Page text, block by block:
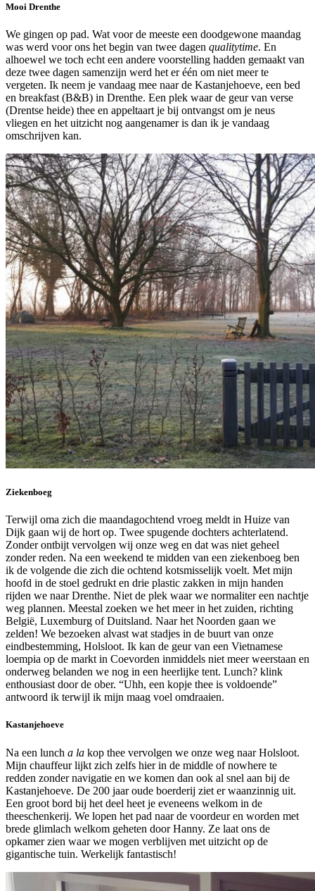
Mooi Drenthe
We gingen op pad. Wat voor de meeste een doodgewone maandag
was werd voor ons het begin van twee dagen qualitytime. En
alhoewel we toch echt een andere voorstelling hadden gemaakt van
deze twee dagen samenzijn werd het er één om niet meer te
vergeten. Ik neem je vandaag mee naar de Kastanjehoeve, een bed
en breakfast (B&B) in Drenthe. Een plek waar de geur van verse
(Drentse heide) thee en appeltaart je bij ontvangst om je neus
vliegen en het uitzicht nog aangenamer is dan ik je vandaag
omschrijven kan.
Ziekenboeg
Terwijl oma zich die maandagochtend vroeg meldt in Huize van
Dijk gaan wij de hort op. Twee spugende dochters achterlatend.
Zonder ontbijt vervolgen wij onze weg en dat was niet geheel
zonder reden. Na een weekend te midden van een ziekenboeg ben
ik de volgende die zich die ochtend kotsmisselijk voelt. Met mijn
hoofd in de stoel gedrukt en drie plastic zakken in mijn handen
rijden we naar Drenthe. Niet de plek waar we normaliter een nachtje
weg plannen. Meestal zoeken we het meer in het zuiden, richting
België, Luxemburg of Duitsland. Naar het Noorden gaan we
zelden! We bezoeken alvast wat stadjes in de buurt van onze
eindbestemming, Holsloot. Ik kan de geur van een Vietnamese
loempia op de markt in Coevorden inmiddels niet meer weerstaan en
onderweg belanden we nog in een heerlijke tent. Lunch? klink
enthousiast door de ober. “Uhh, een kopje thee is voldoende”
antwoord ik terwijl ik mijn maag voel omdraaien.
Kastanjehoeve
Na een lunch a la kop thee vervolgen we onze weg naar Holsloot.
Mijn chauffeur lijkt zich zelfs hier in de middle of nowhere te
redden zonder navigatie en we komen dan ook al snel aan bij de
Kastanjehoeve. De 200 jaar oude boerderij ziet er waanzinnig uit.
Een groot bord bij het deel heet je eveneens welkom in de
theeschenkerij. We lopen het pad naar de voordeur en worden met
brede glimlach welkom geheten door Hanny. Ze laat ons de
opkamer zien waar we mogen verblijven met uitzicht op de
gigantische tuin. Werkelijk fantastisch!